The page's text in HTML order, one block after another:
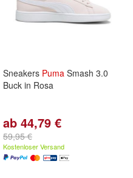
Sneakers Puma Smash 3.0
Buck in Rosa
ab 44,79 €
59,95 €
Kostenloser Versand